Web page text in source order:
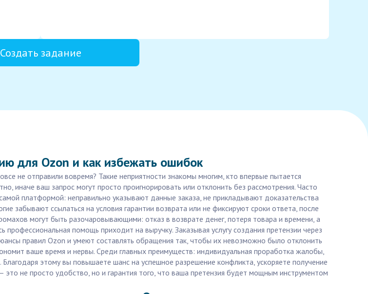
Создать задание
для Ozon и как избежать ошибок
не отправили вовремя? Такие неприятности знакомы многим, кто впервые пытается
иначе ваш запрос могут просто проигнорировать или отклонить без рассмотрения. Часто
платформой: неправильно указывают данные заказа, не прикладывают доказательства
забывают ссылаться на условия гарантии возврата или не фиксируют сроки ответа, после
могут быть разочаровывающими: отказ в возврате денег, потеря товара и времени, а
помощь приходит на выручку. Заказывая услугу создания претензии через
правил Ozon и умеют составлять обращения так, чтобы их невозможно было отклонить
ваше время и нервы. Среди главных преимуществ: индивидуальная проработка жалобы,
этому вы повышаете шанс на успешное разрешение конфликта, ускоряете получение
не просто удобство, но и гарантия того, что ваша претензия будет мощным инструментом